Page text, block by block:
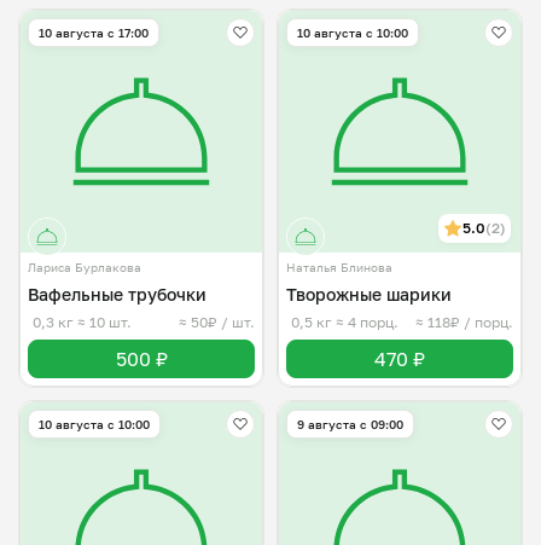
10 августа с 17:00
Лариса Бурлакова
Вафельные трубочки
0,3 кг ≈ 10 шт. ≈ 50₽ / шт.
500 ₽
10 августа с 10:00
5.0(2)
Наталья Блинова
Творожные шарики
0,5 кг ≈ 4 порц. ≈ 118₽ / порц.
470 ₽
10 августа с 10:00 9 августа с 09:00